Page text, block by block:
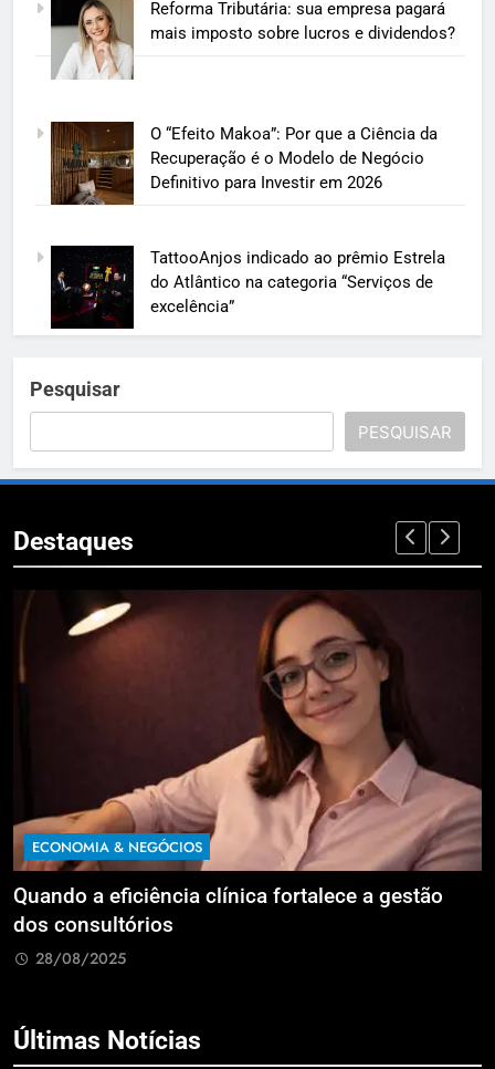
Reforma Tributária: sua empresa pagará
mais imposto sobre lucros e dividendos?
O “Efeito Makoa”: Por que a Ciência da
Recuperação é o Modelo de Negócio
Definitivo para Investir em 2026
TattooAnjos indicado ao prêmio Estrela
do Atlântico na categoria “Serviços de
excelência”
Pesquisar
PESQUISAR
Destaques
ECONOMIA & NEGÓCIOS
Reforma Tributária: sua empresa pagará
imposto sobre lucros e dividendos?
28/08/2025
Últimas Notícias